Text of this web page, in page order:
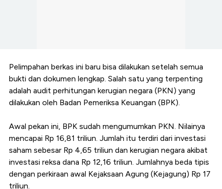
Pelimpahan berkas ini baru bisa dilakukan setelah semua
bukti dan dokumen lengkap. Salah satu yang terpenting
adalah audit perhitungan kerugian negara (PKN) yang
dilakukan oleh Badan Pemeriksa Keuangan (BPK).
Awal pekan ini, BPK sudah mengumumkan PKN. Nilainya
mencapai Rp 16,81 triliun. Jumlah itu terdiri dari investasi
saham sebesar Rp 4,65 triliun dan kerugian negara akibat
investasi reksa dana Rp 12,16 triliun. Jumlahnya beda tipis
dengan perkiraan awal Kejaksaan Agung (Kejagung) Rp 17
triliun.